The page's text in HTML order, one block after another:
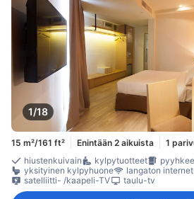
1/18
15 m²/161 ft² Enintään 2 aikuista
1
hiustenkuivain
kylpytuotteet
yksityinen kylpyhuone
langaton internet
satelliitti- /kaapeli-TV
taulu-tv